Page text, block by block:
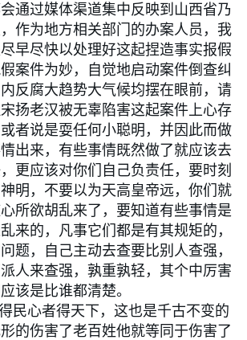
通过媒体渠道集中反映到山西省乃
作为地方相关部门的办案人员，我
早尽快以处理好这起捏造事实报假
案件为妙，自觉地启动案件倒查纠
反腐大趋势大气候均摆在眼前，请
扬老汉被无辜陷害这起案件上心存
者说是耍任何小聪明，并因此而做
出来，有些事情既然做了就应该去
更应该对你们自己负责任，要时刻
明，不要以为天高皇帝远，你们就
所欲胡乱来了，要知道有些事情是
来的，凡事它们都是有其规矩的，
题，自己主动去查要比别人查强，
人来查强，孰重孰轻，其个中厉害
该是比谁都清楚。
民心者得天下，这也是千古不变的
的伤害了老百姓他就等同于伤害了